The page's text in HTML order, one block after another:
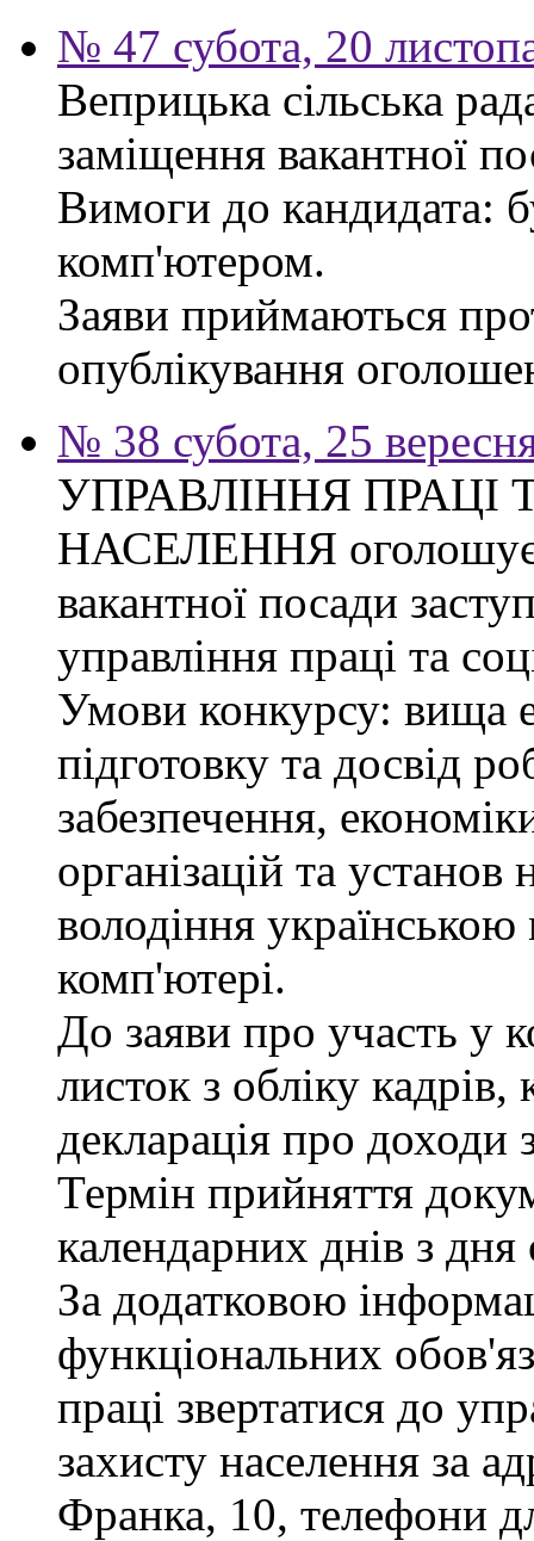
№ 47 субота, 20
Веприцька сільська
заміщення вакантної
Вимоги до кандидата:
комп'ютером.
Заяви приймаються
опублікування
№ 38 субота, 25
УПРАВЛІННЯ ПРАЦІ
НАСЕЛЕННЯ оголошує
вакантної посади
управління праці та
Умови конкурсу: вища
підготовку та досвід
забезпечення,
організацій та
володіння
комп'ютері.
До заяви про участь у
листок з обліку
декларація про доходи
Термін прийняття
календарних днів з
За додатковою
функціональних
праці звертатися до
захисту населення за
Франка, 10, телефони